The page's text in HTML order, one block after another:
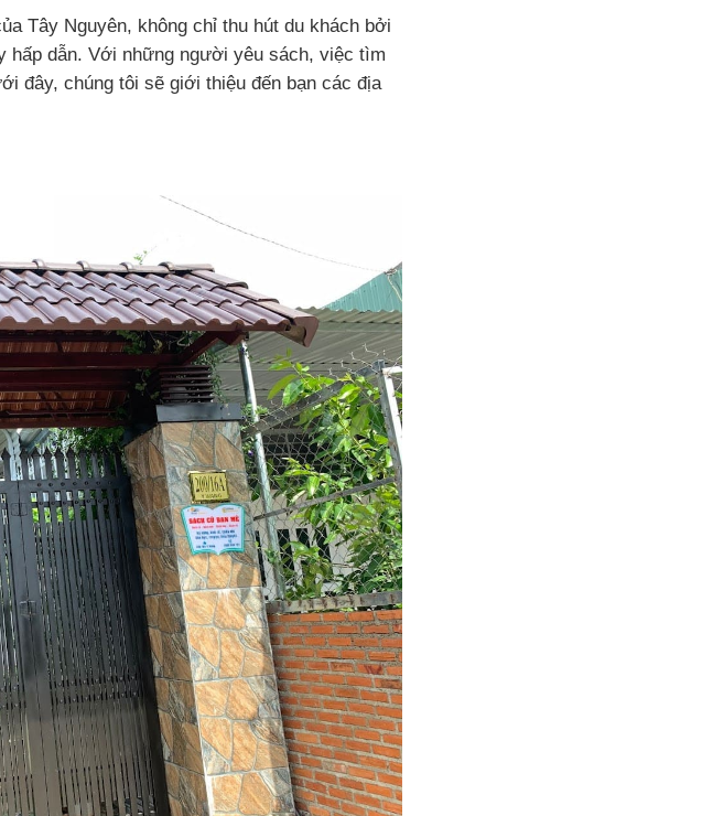
Tây Nguyên, không chỉ thu hút du khách bởi
hấp dẫn. Với những người yêu sách, việc tìm
đây, chúng tôi sẽ giới thiệu đến bạn các địa